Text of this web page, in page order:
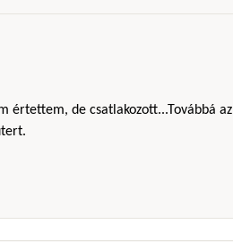
értettem, de csatlakozott...Továbbá az